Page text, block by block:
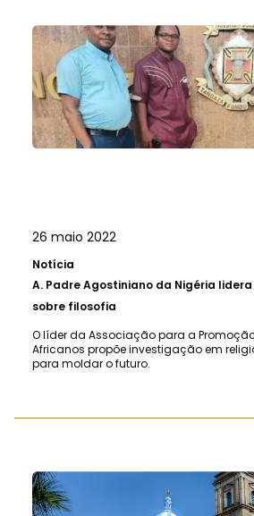
26 maio 2022
Notícia
A. Padre Agostiniano da Nigéria
sobre filosofia
O líder da Associação para a
Africanos propõe investigação em
para moldar o futuro.